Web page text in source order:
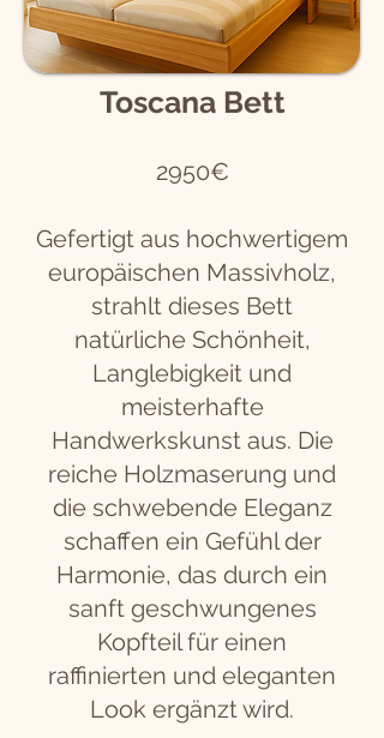
Toscana Bett
2950€
Gefertigt aus hochwertigem
europäischen Massivholz,
strahlt dieses Bett
natürliche Schönheit,
Langlebigkeit und
meisterhafte
Handwerkskunst aus. Die
reiche Holzmaserung und
die schwebende Eleganz
schaffen ein Gefühl der
Harmonie, das durch ein
sanft geschwungenes
Kopfteil für einen
raffinierten und eleganten
Look ergänzt wird.